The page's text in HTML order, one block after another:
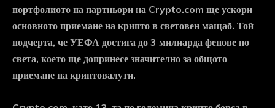
портфолиото на партньори на Crypto.com ще ускори
основното приемане на крипто в световен мащаб. Той
подчерта, че УЕФА достига до 3 милиарда фенове по
света, което ще допринесе значително за общото
приемане на криптовалути.